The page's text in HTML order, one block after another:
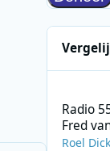
Radio
Fred
Roel